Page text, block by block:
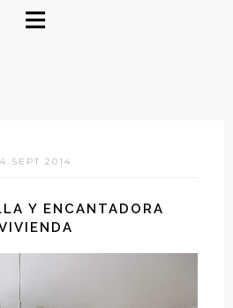
≡
4 SEPT 2014
Y ENCANTADORA